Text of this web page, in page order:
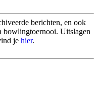
berichten, en ook
bowlingtoernooi. Uitslagen
je hier.